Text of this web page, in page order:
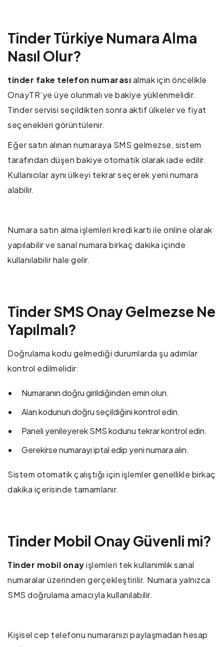
Tinder Türkiye Numara Alma
Nasıl Olur?
tinder fake telefon numarasıalmak için öncelikle
OnayTR’ye üye olunmalı ve bakiye yüklenmelidir.
Tinder servisi seçildikten sonra aktif ülkeler ve fiyat
seçenekleri görüntülenir.
Eğer satın alınan numaraya SMS gelmezse, sistem
tarafından düşen bakiye otomatik olarak iade edilir.
Kullanıcılar aynı ülkeyi tekrar seçerek yeni numara
alabilir.
Numara satın alma işlemleri kredi kartı ile online olarak
yapılabilir ve sanal numara birkaç dakika içinde
kullanılabilir hale gelir.
Tinder SMS Onay Gelmezse Ne
Yapılmalı?
Doğrulama kodu gelmediği durumlarda şu adımlar
kontrol edilmelidir:
Numaranın doğru girildiğinden emin olun.
Alan kodunun doğru seçildiğini kontrol edin.
Paneli yenileyerek SMS kodunu tekrar kontrol edin.
Gerekirse numarayı iptal edip yeni numara alın.
Sistem otomatik çalıştığı için işlemler genellikle birkaç
dakika içerisinde tamamlanır.
Tinder Mobil Onay Güvenli mi?
Tinder mobil onayişlemleri tek kullanımlık sanal
numaralar üzerinden gerçekleştirilir. Numara yalnızca
SMS doğrulama amacıyla kullanılabilir.
Kişisel cep telefonu numaranızı paylaşmadan hesap